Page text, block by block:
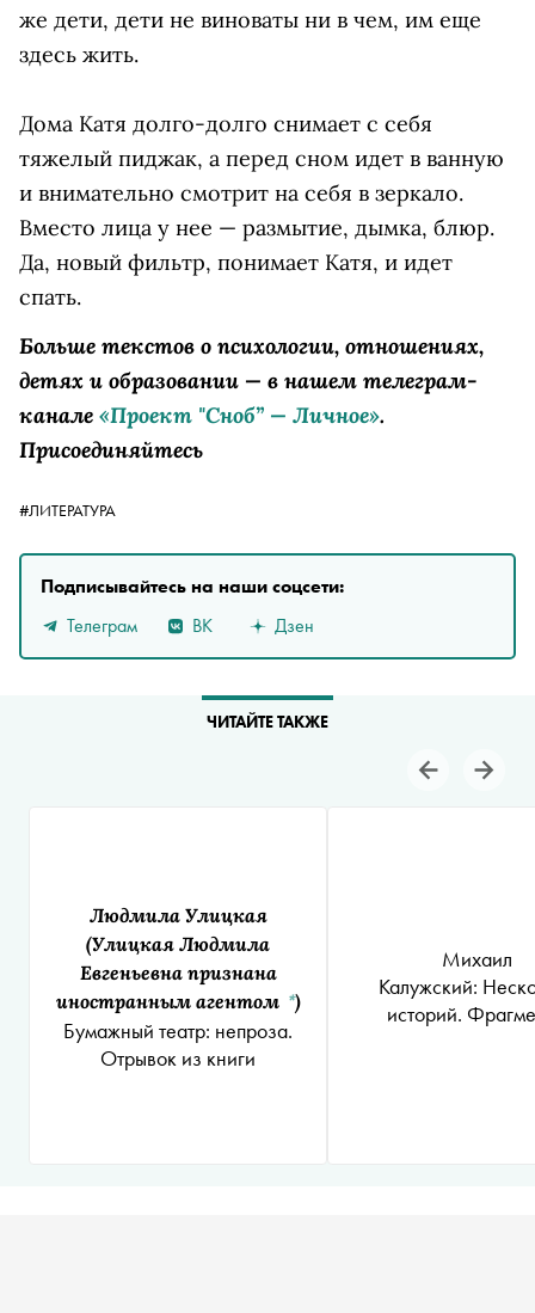
же дети, дети не виноваты ни в чем, им еще
здесь жить.
Дома Катя долго-долго снимает с себя
тяжелый пиджак, а перед сном идет в ванную
и внимательно смотрит на себя в зеркало.
Вместо лица у нее — размытие, дымка, блюр.
Да, новый фильтр, понимает Катя, и идет
спать.
Больше текстов о психологии, отношениях,
детях и образовании — в нашем телеграм-
канале «Проект "Сноб” — Личное».
Присоединяйтесь
#ЛИТЕРАТУРА
Подписывайтесь на наши соцсети:
Телеграм
ВК Дзен
ЧИТАЙТЕ ТАКЖЕ
Людмила Улицкая
(Улицкая Людмила
Евгеньевна признана
иностранным агентом *)
Бумажный театр: непроза.
Отрывок из книги
Михаил
Калужский:
историй.